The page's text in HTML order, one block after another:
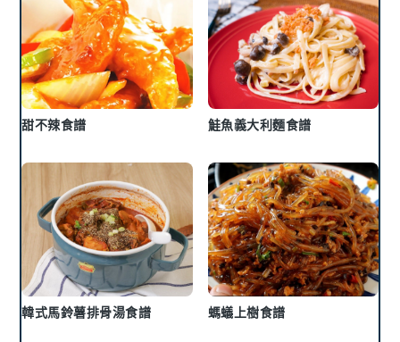
甜不辣食譜 鮭魚義大利麵食譜
韓式馬鈴薯排骨湯食譜 螞蟻上樹食譜